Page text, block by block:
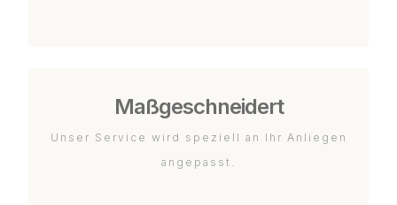
Maßgeschneidert
Unser Service wird speziell an Ihr Anliegen
angepasst.